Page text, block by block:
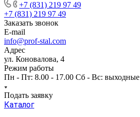
+7 (831) 219 97 49
+7 (831) 219 97 49
Заказать звонок
E-mail
info@prof-stal.com
Адрес
ул. Коновалова, 4
Режим работы
Пн - Пт: 8.00 - 17.00 Сб - Вс: выходные
Подать заявку
Каталог